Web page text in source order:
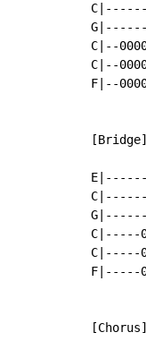
C|--
C|--
F|--
[Bridge]
C|-----
C|-----
F|-----
[Chorus]